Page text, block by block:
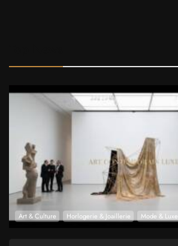
Art & Culture Horlogerie & Joaillerie Mode & Luxe